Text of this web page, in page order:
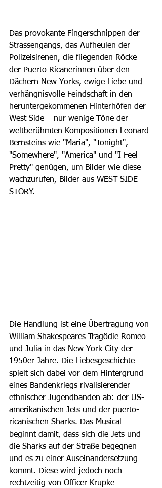
Das provokante Fingerschnippen der
Strassengangs, das Aufheulen der
Polizeisirenen, die fliegenden Röcke
der Puerto Ricanerinnen über den
Dächern New Yorks, ewige Liebe und
verhängnisvolle Feindschaft in den
heruntergekommenen Hinterhöfen der
West Side – nur wenige Töne der
weltberühmten Kompositionen Leonard
Bernsteins wie "Maria", "Tonight",
"Somewhere", "America" und "I Feel
Pretty" genügen, um Bilder wie diese
wachzurufen, Bilder aus WEST SIDE
STORY.
Die Handlung ist eine Übertragung von
William Shakespeares Tragödie Romeo
und Julia in das New York City der
1950er Jahre. Die Liebesgeschichte
spielt sich dabei vor dem Hintergrund
eines Bandenkriegs rivalisierender
ethnischer Jugendbanden ab: der US-
amerikanischen Jets und der puerto-
ricanischen Sharks. Das Musical
beginnt damit, dass sich die Jets und
die Sharks auf der Straße begegnen
und es zu einer Auseinandersetzung
kommt. Diese wird jedoch noch
rechtzeitig von Officer Krupke